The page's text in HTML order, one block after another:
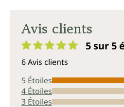
Avis clients
5 sur 5
6 Avis clients
5 Étoiles
4 Étoiles
3 Étoiles